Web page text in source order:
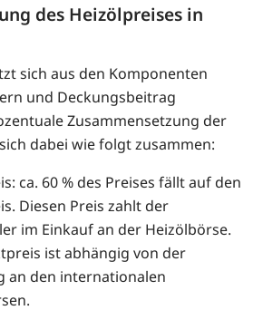
des Heizölpreises in
sich aus den Komponenten
und Deckungsbeitrag
Zusammensetzung der
dabei wie folgt zusammen:
ca. 60 % des Preises fällt auf den
Diesen Preis zahlt der
im Einkauf an der Heizölbörse.
ist abhängig von der
an den internationalen